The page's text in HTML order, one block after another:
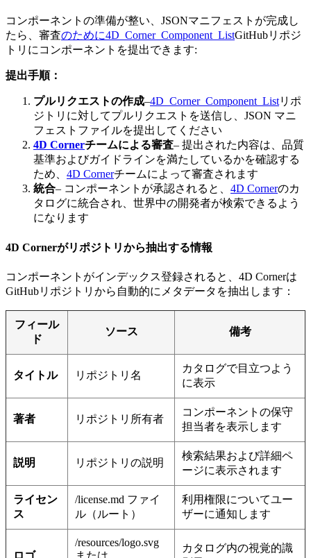
コンポーネントの準備が整い、JSONマニフェストが完成し
たら、審査のために4D_Corner_Component_ListGitHubリポジ
トリにコンポーネントを提出できます:
提出手順：
プルリクエストの作成–4D_Corner_Component_Listリポ
ジトリに対してプルリクエストを送信し、JSON マニ
フェストファイルを提出してください
4D Cornerチームによる審査– 提出された内容は、品質
基準およびガイドラインを満たしているかを確認する
ため、 4D Cornerチームによって審査されます
統合– コンポーネントが承認されると、 4D Cornerのカ
タログに統合され、世界中の開発者が検索できるよう
になります
4D Cornerがリポジトリから抽出する情報
コンポーネントがインデックス登録されると、4D Cornerは
GitHubリポジトリから自動的にメタデータを抽出します：
フィール
ド
ソース 備考
タイトル リポジトリ名
カタログで目立つよう
に表示
著者 リポジトリ所有者
コンポーネントの保守
担当者を表示します
説明 リポジトリの説明
検索結果および詳細ペ
ージに表示されます
ライセン
ス
/license.md ファイ
ル（ルート）
利用権限についてユー
ザーに通知します
ロゴ
/resources/logo.svg
または
カタログ内の視覚的識